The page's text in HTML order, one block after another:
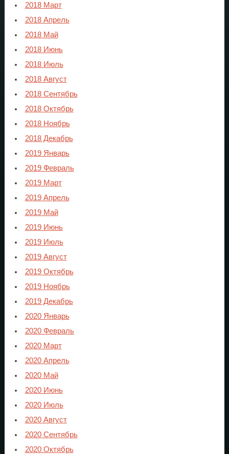
2018 Март
2018 Апрель
2018 Май
2018 Июнь
2018 Июль
2018 Август
2018 Сентябрь
2018 Октябрь
2018 Ноябрь
2018 Декабрь
2019 Январь
2019 Февраль
2019 Март
2019 Апрель
2019 Май
2019 Июнь
2019 Июль
2019 Август
2019 Октябрь
2019 Ноябрь
2019 Декабрь
2020 Январь
2020 Февраль
2020 Март
2020 Апрель
2020 Май
2020 Июнь
2020 Июль
2020 Август
2020 Сентябрь
2020 Октябрь